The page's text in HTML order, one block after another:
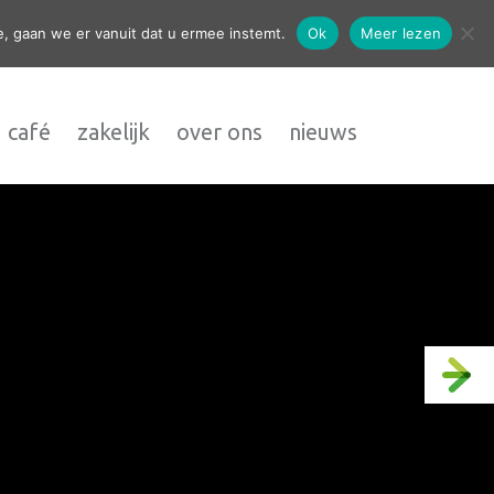
contact
café zakelijk over ons nieuws
gaan we er vanuit dat u ermee instemt. Ok Meer lezen